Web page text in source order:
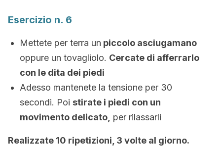
Esercizio n. 6
Mettete per terra un piccolo asciugamano
oppure un tovagliolo. Cercate di afferrarlo
con le dita dei piedi
Adesso mantenete la tensione per 30
secondi. Poi stirate i piedi con un
movimento delicato, per rilassarli
Realizzate 10 ripetizioni, 3 volte al giorno.